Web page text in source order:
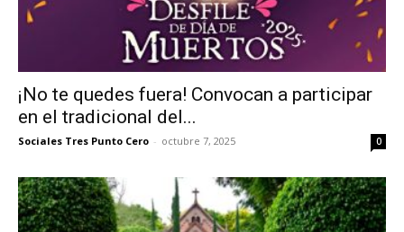
¡No te quedes fuera! Convocan a participar
en el tradicional del...
Sociales Tres Punto Cero - octubre 7, 2025 0